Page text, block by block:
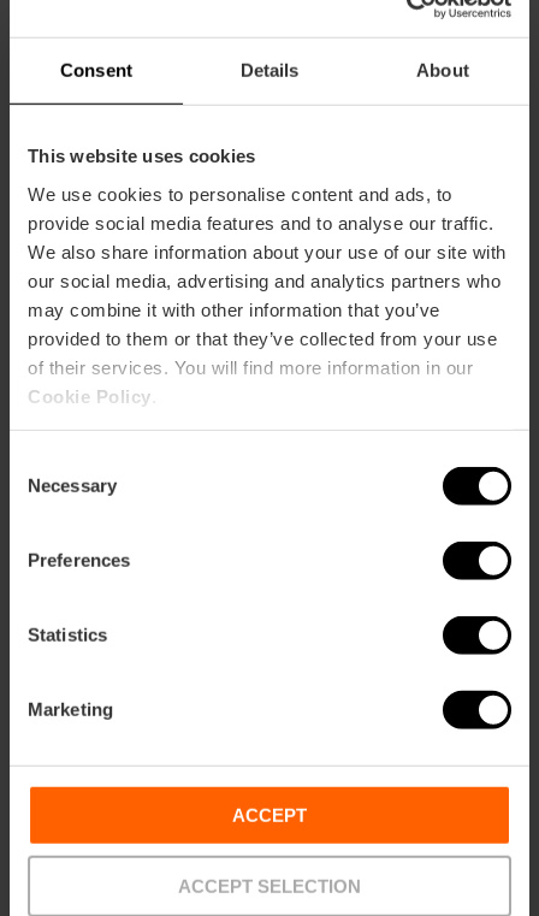
Consent Details About
This website uses cookies
We use cookies to personalise content and ads, to
provide social media features and to analyse our traffic.
We also share information about your use of our site with
our social media, advertising and analytics partners who
may combine it with other information that you’ve
provided to them or that they’ve collected from your use
of their services. You will find more information in our
Cookie Policy
Selection
Necessary
Preferences
Statistics
Marketing
ACCEPT
ACCEPT SELECTION
Denkmäler sowie Ermäßigungen in
Geschäften, Restaurants und bei Aktivitäten -
Interessensinfo
Rückzahlung
Abhol- und Lieferstellen